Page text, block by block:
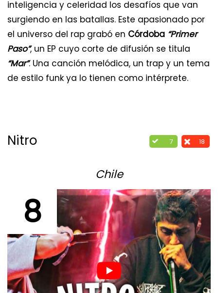
inteligencia y celeridad los desafíos que van
surgiendo en las batallas. Este apasionado por
el universo del rap grabó en Córdoba “Primer
Paso”, un EP cuyo corte de difusión se titula
“Mar”. Una canción melódica, un trap y un tema
de estilo funk ya lo tienen como intérprete.
7 18
Nitro
Chile
8